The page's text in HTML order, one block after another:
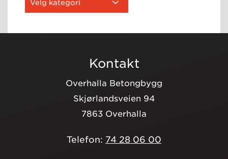
Kontakt
Overhalla Betongbygg
Skjørlandsveien 94
7863 Overhalla
Telefon: 74 28 06 00